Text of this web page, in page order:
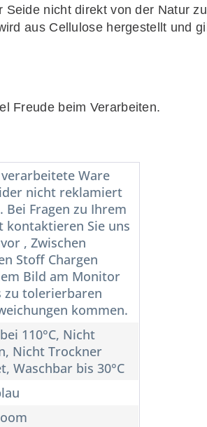
nicht direkt von der Natur
aus Cellulose hergestellt und
Freude beim Verarbeiten.
Ware
nicht reklamiert
Bei Fragen zu Ihrem
kontaktieren Sie uns
, Zwischen
Stoff Chargen
Bild am Monitor
zu tolerierbaren
kommen.
110°C, Nicht
Nicht Trockner
Waschbar bis 30°C